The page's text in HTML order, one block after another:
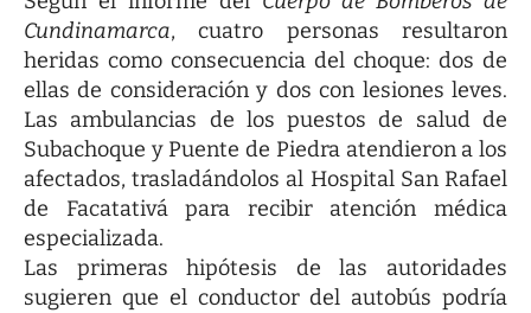
Cundinamarca, cuatro personas resultaron
heridas como consecuencia del choque: dos de
ellas de consideración y dos con lesiones leves.
Las ambulancias de los puestos de salud de
Subachoque y Puente de Piedra atendieron a los
afectados, trasladándolos al Hospital San Rafael
de Facatativá para recibir atención médica
especializada.
Las primeras hipótesis de las autoridades
sugieren que el conductor del autobús podría